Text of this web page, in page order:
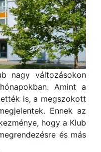
nagy változásokon
Amint a
is, a megszokott
Ennek az
hogy a Klub
és más